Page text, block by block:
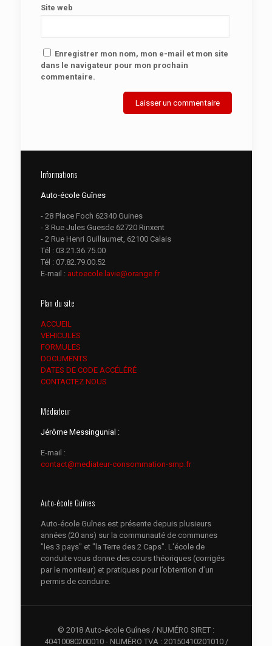
Site web
Enregistrer mon nom, mon e-mail et mon site
dans le navigateur pour mon prochain
commentaire.
Informations
Auto-école Guînes
- 28 Place Foch 62340 Guines
- 3 Rue Jules Guesde 62720 Rinxent
- 2 Rue Henri Guillaumet, 62100 Calais
Tél : 03.21.36.75.00
Tél : 07.82.79.00.52
E-mail : autoecole.lavie@orange.fr
Plan du site
ACCUEIL
VEHICULES
FORMULES
DOCUMENTS
DATES DE CODE ACCÉLÉRÉ
CONTACTEZ NOUS
Médiateur
Jérôme Messingunial :
E-mail :
contact@mediateur-consommation-smp.fr
Auto-école Guînes
Auto-école Guînes est présente depuis plusieurs
années (20 ans) sur la communauté de communes
"les 3 pays" et "la Terre des 2 Caps". L'école de
conduite vous donne des cours théoriques (corrigés
par le moniteur) et pratiques pour l’obtention d’un
permis de conduire.
© 2018 Auto-école Guînes / NUMÉRO SIRET :
40410080200010 - NUMÉRO TVA : 20150410201010 /